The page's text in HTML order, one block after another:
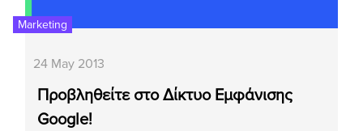
Marketing
24 May 2013
Προβληθείτε στο Δίκτυο Εμφάνισης
Google!